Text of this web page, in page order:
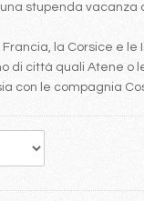
stupenda vacanza
la Corsice e
di città quali Atene o
con le compagnia